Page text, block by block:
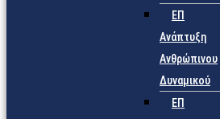
ΕΠ
Ανάπτυξη
Ανθρώπινου
Δυναμικού
ΕΠ